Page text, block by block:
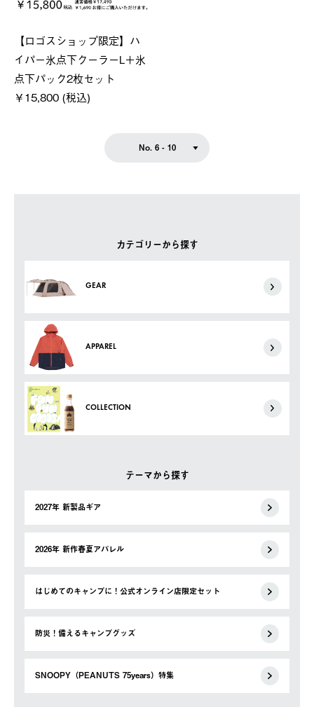
カテゴリーから探す
GEAR
APPAREL
COLLECTION
テーマから探す
2027年 新製品ギア
2026年 新作春夏アパレル
はじめてのキャンプに！公式オンライン店限定セット
防災！備えるキャンプグッズ
SNOOPY（PEANUTS 75years）特集
【ロゴスショップ限定】ハ
イパー氷点下クーラーL＋氷
点下パック2枚セット
￥15,800 (税込)
No. 6 - 10